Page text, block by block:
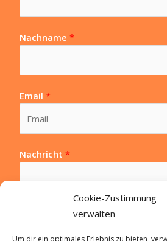
Cookie-Zustimmung
verwalten
Um dir ein optimales Erlebnis zu bieten,
Nachname*
Email*
Nachricht*